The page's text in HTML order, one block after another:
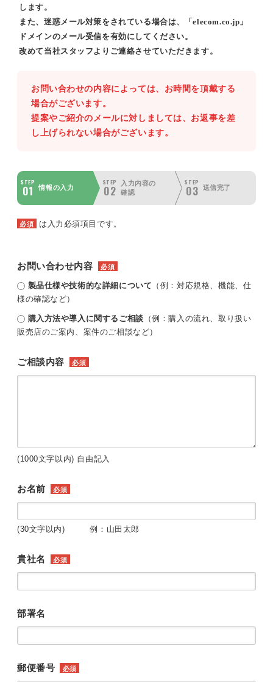
します。
また、迷惑メール対策をされている場合は、「elecom.co.jp」
ドメインのメール受信を有効にしてください。
改めて当社スタッフよりご連絡させていただきます。
お問い合わせの内容によっては、お時間を頂戴する
場合がございます。
提案やご紹介のメールに対しましては、お返事を差
し上げられない場合がございます。
STEP
01 情報の入力
STEP
02
入力内容の
確認
STEP
03 送信完了
必須 は入力必須項目です。
お問い合わせ内容 必須
製品仕様や技術的な詳細について （例：対応規格、機能、仕
様の確認など）
購入方法や導入に関するご相談 （例：購入の流れ、取り扱い
販売店のご案内、案件のご相談など）
ご相談内容 必須
(1000文字以内) 自由記入
お名前 必須
(30文字以内) 例：山田太郎
貴社名 必須
部署名
郵便番号 必須